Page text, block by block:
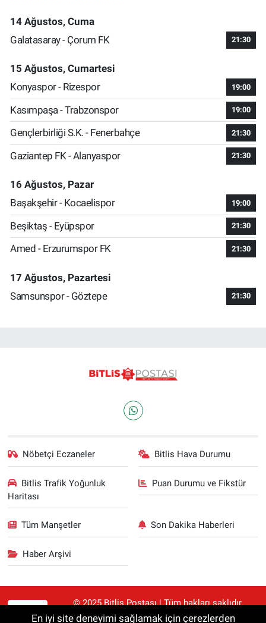
14 Ağustos, Cuma
Galatasaray - Çorum FK
21:30
15 Ağustos, Cumartesi
Konyaspor - Rizespor
19:00
Kasımpaşa - Trabzonspor 19:00
Gençlerbirliği S.K. - Fenerbahçe 21:30
Gaziantep FK - Alanyaspor 21:30
16 Ağustos, Pazar
Başakşehir - Kocaelispor
19:00
Beşiktaş - Eyüpspor 21:30
Amed - Erzurumspor FK 21:30
17 Ağustos, Pazartesi
Samsunspor - Göztepe
21:30
Nöbetçi Eczaneler Bitlis Hava Durumu
Bitlis Trafik Yoğunluk
Haritası
Puan Durumu ve Fikstür
Tüm Manşetler Son Dakika Haberleri
Haber Arşivi
© 2025 Bitlis Postası | Tüm hakları saklıdır.
Haberler kaynak gösterilmeden alıntılanamaz.
En iyi site deneyimi sağlamak için çerezlerden